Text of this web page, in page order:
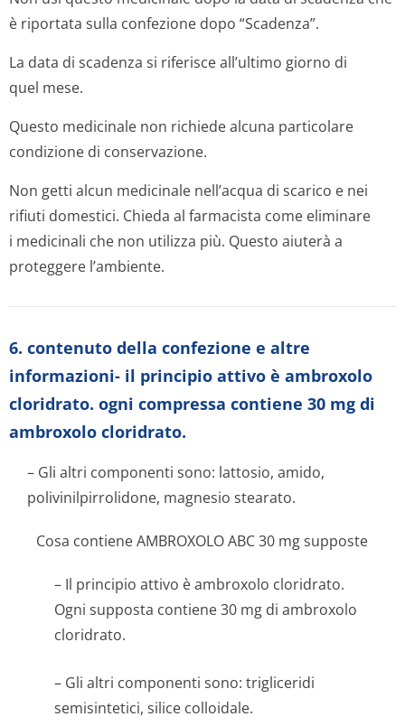
è riportata sulla confezione dopo “Scadenza”.
La data di scadenza si riferisce all’ultimo giorno di
quel mese.
Questo medicinale non richiede alcuna particolare
condizione di conservazione.
Non getti alcun medicinale nell’acqua di scarico e nei
rifiuti domestici. Chieda al farmacista come eliminare
i medicinali che non utilizza più. Questo aiuterà a
proteggere l’ambiente.
6. contenuto della confezione e altre
informazioni- il principio attivo è ambroxolo
cloridrato. ogni compressa contiene 30 mg di
ambroxolo cloridrato.
– Gli altri componenti sono: lattosio, amido,
polivinilpirro­lidone, magnesio stearato.
Cosa contiene AMBROXOLO ABC 30 mg supposte
– Il principio attivo è ambroxolo cloridrato.
Ogni supposta contiene 30 mg di ambroxolo
cloridrato.
– Gli altri componenti sono: trigliceridi
semisintetici, silice colloidale.